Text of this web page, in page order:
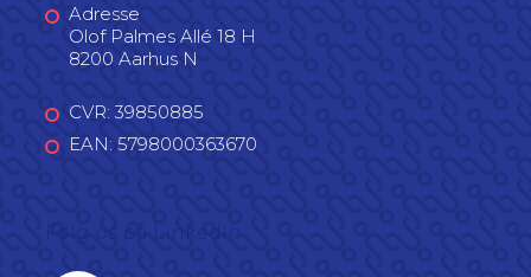
Adresse
Olof Palmes Allé 18 H
8200 Aarhus N
CVR: 39850885
EAN: 5798000363670